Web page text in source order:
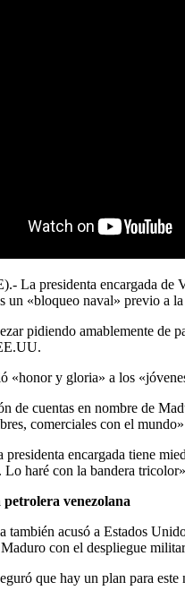
La presidenta encargada de
un «bloqueo naval» previo a
pidiendo amablemente de
«honor y gloria» a los
de cuentas en nombre de
comerciales con el
presidenta encargada tiene
Lo haré con la bandera
venezolana
también acusó a Estados
con el despliegue
que hay un plan para